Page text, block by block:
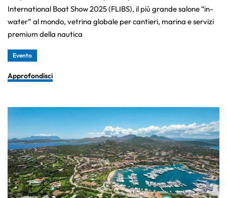
International Boat Show 2025 (FLIBS), il più grande salone “in-
water” al mondo, vetrina globale per cantieri, marina e servizi
premium della nautica
Evento
Approfondisci